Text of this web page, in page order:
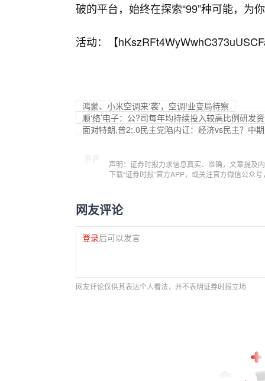
破的平台，始终在探索“99”种可能，为
活动：【
鸿蒙、小米空调来‘袭’，空调!业变局待察
顺‘络’电子：公?司每年均持续投入较高比例研发
面对特朗,普2;.0民主党陷内讧：经济vs民主？中
声明：证券时报力求信息真实、准确，文章提及
下载“证券时报”官方APP，或关注官方微信公众
网友评论
登录后可以发言
网友评论仅供其表达个人看法，并不表明证券时报立场